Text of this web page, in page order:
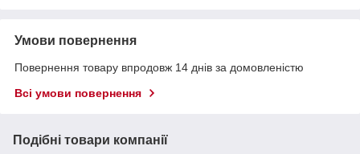
Умови повернення
Повернення товару впродовж 14 днів за домовленістю
Всі умови повернення
Подібні товари компанії